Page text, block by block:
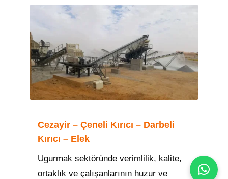
Cezayir – Çeneli Kırıcı – Darbeli
Kırıcı – Elek
Ugurmak sektöründe verimlilik, kalite,
ortaklık ve çalışanlarının huzur ve